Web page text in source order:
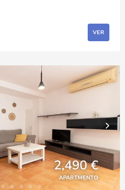
VER
2,490 €
APARTMENTO